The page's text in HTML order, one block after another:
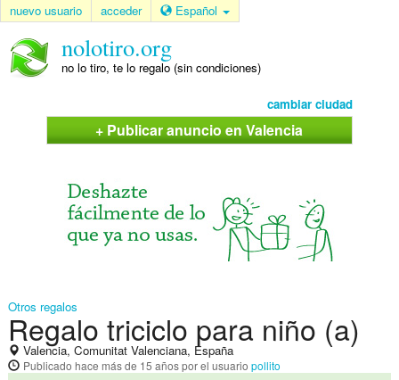
nuevo usuario acceder Español
nolotiro.org
no lo tiro, te lo regalo (sin condiciones)
cambiar ciudad
+ Publicar anuncio en Valencia
Otros regalos
Regalo triciclo para niño (a)
Valencia, Comunitat Valenciana, España
Publicado hace más de 15 añospor el usuario pollito